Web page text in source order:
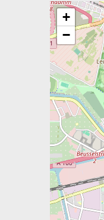
+
−